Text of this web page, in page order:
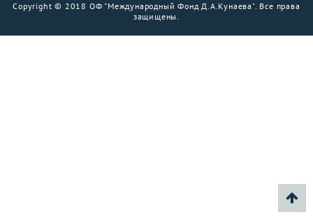
Copyright © 2018 ОФ "Международный Фонд Д.А.Кунаева". Все права
защищены.